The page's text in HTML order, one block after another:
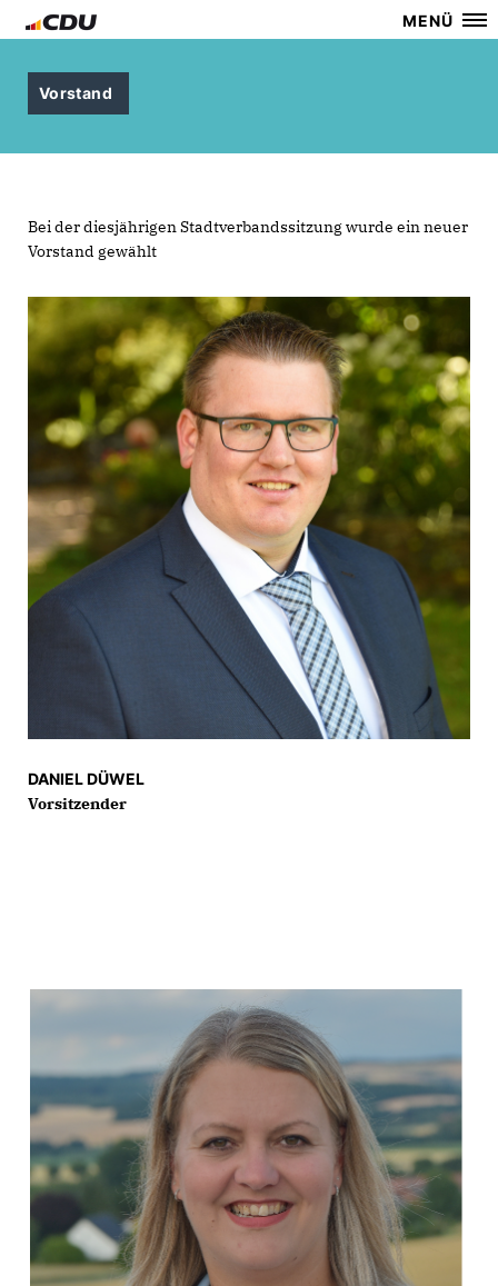
MENÜ
Vorstand
Bei der diesjährigen Stadtverbandssitzung wurde ein neuer
Vorstand gewählt
DANIEL DÜWEL
Vorsitzender